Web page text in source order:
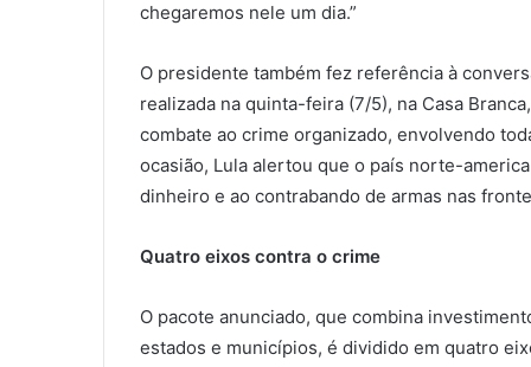
chegaremos nele um dia.”
O presidente também fez referência à
realizada na quinta-feira (7/5), na Casa
combate ao crime organizado, envolvendo
ocasião, Lula alertou que o país norte-
dinheiro e ao contrabando de armas nas
Quatro eixos contra o crime
O pacote anunciado, que combina
estados e municípios, é dividido em quatro